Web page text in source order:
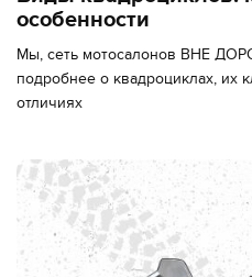
особенности
Мы, сеть мотосалонов ВНЕ
подробнее о квадроциклах, их
отличиях